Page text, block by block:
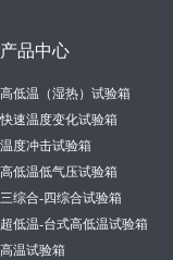
产品中心
高低温（湿热）试验箱
快速温度变化试验箱
温度冲击试验箱
高低温低气压试验箱
三综合-四综合试验箱
超低温-台式高低温试验箱
高温试验箱